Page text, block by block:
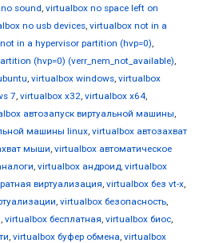
sound, virtualbox no space left on
no usb devices, virtualbox not in a
in a hypervisor partition (hvp=0),
(hvp=0) (verr_nem_not_available),
, virtualbox windows, virtualbox
7, virtualbox x32, virtualbox x64,
автозапуск виртуальной машины,
машины linux, virtualbox автозахват
мыши, virtualbox автоматическое
, virtualbox андроид, virtualbox
виртуализация, virtualbox без vt-x,
, virtualbox безопасность,
, virtualbox бесплатная, virtualbox биос,
, virtualbox буфер обмена, virtualbox